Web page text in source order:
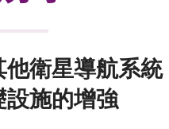
衛星導航系統
設施的增強